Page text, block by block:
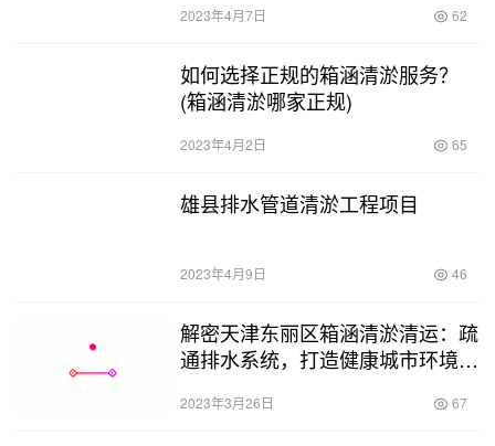
2023年4月7日 62
如何选择正规的箱涵清淤服务？
(箱涵清淤哪家正规)
2023年4月2日 65
雄县排水管道清淤工程项目
2023年4月9日 46
解密天津东丽区箱涵清淤清运：疏
通排水系统，打造健康城市环境
2023年3月26日 67